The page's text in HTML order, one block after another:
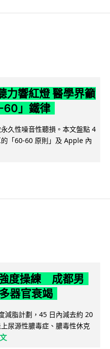
力響紅燈 醫學界籲
60」鐵律
久性噪音性聽損。本文盤點 4
「60-60 原則」及 Apple 內
度操練 成都男
器官衰竭
減脂計劃，45 日內減去約 20
尿源性膿毒症、膿毒性休克